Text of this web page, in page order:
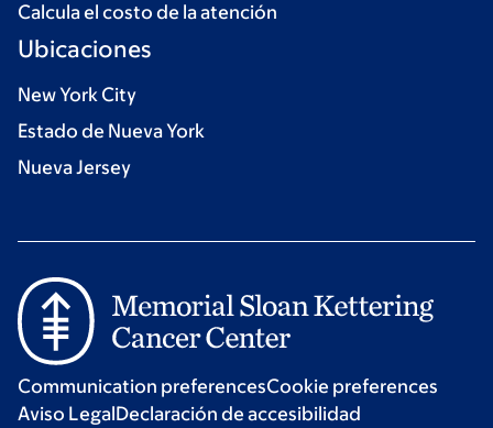
Calcula el costo de la atención
Ubicaciones
New York City
Estado de Nueva York
Nueva Jersey
Communication preferencesCookie preferences
Aviso LegalDeclaración de accesibilidad